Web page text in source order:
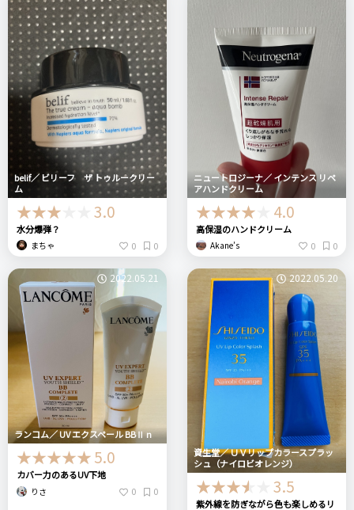
belif／ ビリーフ ザ トゥルークリー
ム
3.0
水分爆弾？
まちゃ 0 0
ニュートロジーナ／ インテンス リペ
アハンドクリーム
4.0
高保湿のハンドクリーム
Akane’s 0 0
2022.05.21
ランコム／ UV エクスペール BBⅡ n
5.0
カバー力のあるUV下地
りさ 0 0
2022.05.20
資生堂／ ＵＶリップカラースプラッ
シュ（ナイロビオレンジ）
3.5
紫外線を防ぎながら色も楽しめるリ